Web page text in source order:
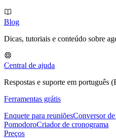
Blog
Dicas, tutoriais e conteúdo sobre
Central de ajuda
Respostas e suporte em português
Ferramentas grátis
Enquete para reuniõesConversor
PomodoroCriador de cronograma
Preços